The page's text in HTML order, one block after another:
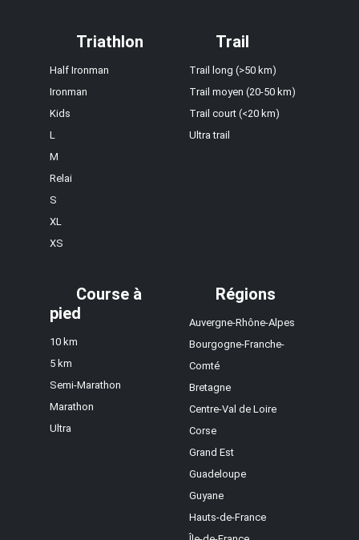
Triathlon
Half Ironman
Ironman
Kids
L
M
Relai
S
XL
XS
Trail
Trail long (>50 km)
Trail moyen (20-50 km)
Trail court (<20 km)
Ultra trail
Course à
pied
10 km
5 km
Semi-Marathon
Marathon
Ultra
Régions
Auvergne-Rhône-Alpes
Bourgogne-Franche-
Comté
Bretagne
Centre-Val de Loire
Corse
Grand Est
Guadeloupe
Guyane
Hauts-de-France